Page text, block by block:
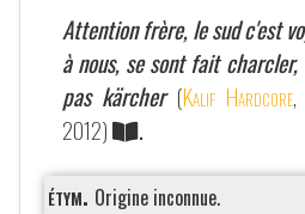
Attention frère, le sud c'est
à nous, se sont fait
pas kärcher (Kalif Hardcore,
2012)
.
étym. Origine inconnue.